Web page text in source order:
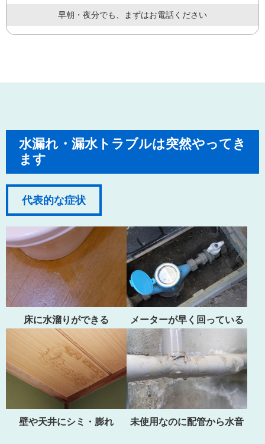
早朝・夜分でも、まずはお電話ください
水漏れ・漏水トラブルは突然やってき
ます
代表的な症状
床に水溜りができる メーターが早く回っている
壁や天井にシミ・膨れ 未使用なのに配管から水音